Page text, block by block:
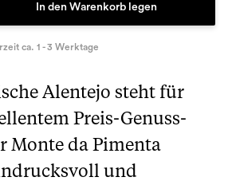
In den Warenkorb legen
ca. 1 - 3 Werktage
Alentejo steht für
Preis-Genuss-
Monte da Pimenta
und